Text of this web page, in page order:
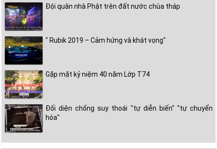
Đội quân nhà Phật trên đất nước chùa tháp
" Rubik 2019 – Cảm hứng và khát vọng"
Gặp mặt kỷ niệm 40 năm Lớp T74
Đối diện chống suy thoái "tự diễn biến" "tự chuyển
hóa"